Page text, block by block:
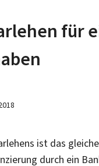
für
ist das
durch ein